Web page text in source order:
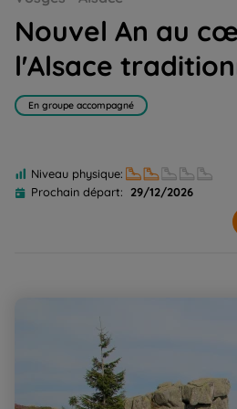
1 2
3 4 5
Nouvel An au
l'Alsace
En groupe accompagné
Niveau physique:
Prochain départ:
29/12/2026